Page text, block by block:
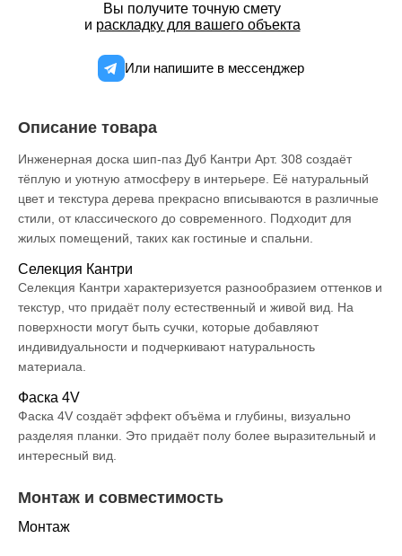
Вы получите точную смету
и раскладку для вашего объекта
Или напишите в мессенджер
Описание товара
Инженерная доска шип-паз Дуб Кантри Арт. 308 создаёт
тёплую и уютную атмосферу в интерьере. Её натуральный
цвет и текстура дерева прекрасно вписываются в различные
стили, от классического до современного. Подходит для
жилых помещений, таких как гостиные и спальни.
Селекция Кантри
Селекция Кантри характеризуется разнообразием оттенков и
текстур, что придаёт полу естественный и живой вид. На
поверхности могут быть сучки, которые добавляют
индивидуальности и подчеркивают натуральность
материала.
Фаска 4V
Фаска 4V создаёт эффект объёма и глубины, визуально
разделяя планки. Это придаёт полу более выразительный и
интересный вид.
Монтаж и совместимость
Монтаж